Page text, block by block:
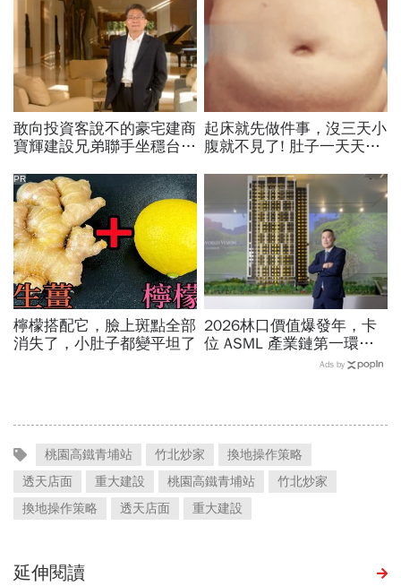
敢向投資客說不的豪宅建商
寶輝建設兄弟聯手坐穩台中
起床就先做件事，沒三天小
腹就不見了! 肚子一天天變
檸檬搭配它，臉上斑點全部
消失了，小肚子都變平坦了
PR
2026林口價值爆發年，卡
位 ASML 產業鏈第一環的
Ads by
桃園高鐵青埔站 竹北炒家
換地操作策略
透天店面
重大建設 桃園高鐵青埔站
竹北炒家
換地操作策略
透天店面 重大建設
延伸閱讀